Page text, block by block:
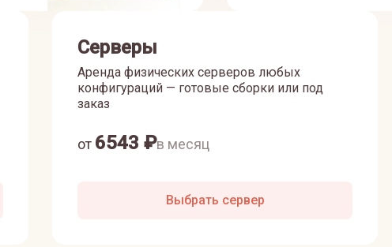
Серверы
Аренда физических серверов любых
конфигураций — готовые сборки или под
заказ
от 6543 ₽в месяц
Выбрать сервер